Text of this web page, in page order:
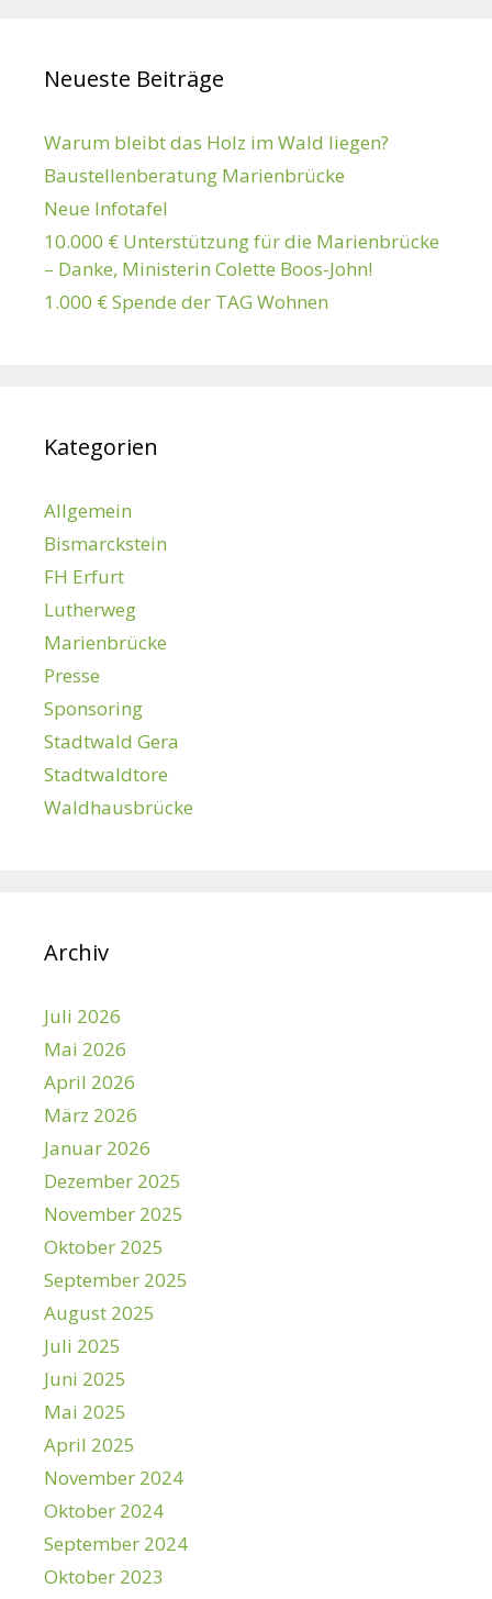
Neueste Beiträge
Warum bleibt das Holz im Wald liegen?
Baustellenberatung Marienbrücke
Neue Infotafel
10.000 € Unterstützung für die Marienbrücke
– Danke, Ministerin Colette Boos-John!
1.000 € Spende der TAG Wohnen
Kategorien
Allgemein
Bismarckstein
FH Erfurt
Lutherweg
Marienbrücke
Presse
Sponsoring
Stadtwald Gera
Stadtwaldtore
Waldhausbrücke
Archiv
Juli 2026
Mai 2026
April 2026
März 2026
Januar 2026
Dezember 2025
November 2025
Oktober 2025
September 2025
August 2025
Juli 2025
Juni 2025
Mai 2025
April 2025
November 2024
Oktober 2024
September 2024
Oktober 2023